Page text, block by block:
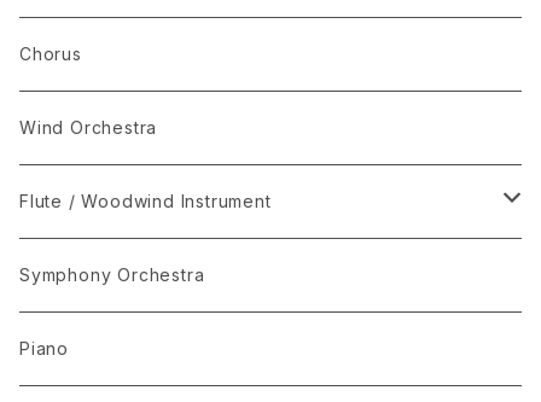
Set Package
I-Musici
"The Enchanted Forest"
“The Lark in the Clear Air”
Mandolin Solo
Chorus
Wind Orchestra
Flute / Woodwind Instrument
KARAOKE
Symphony Orchestra
Piano